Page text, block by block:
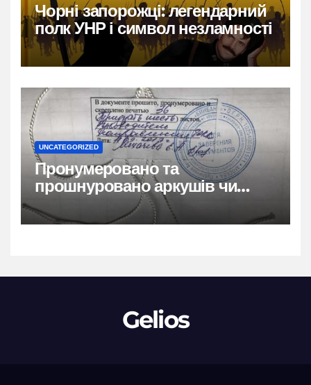
Чорні запорожці: легендарний
полк УНР і символ незламності
UNCATEGORIZED
Пронумеровано та
прошнуровано аркушів чи
сторінок: повний гайд
Gelios